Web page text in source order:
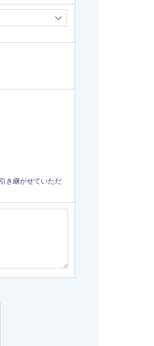
き継がせていただ